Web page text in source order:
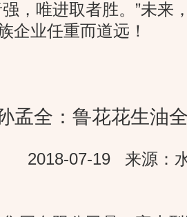
唯进取者胜。”未来
企业任重而道远！
孟全：鲁花花生油
2018-07-19 来源：